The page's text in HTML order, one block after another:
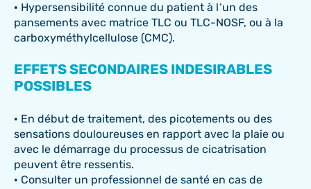
• Hypersensibilité connue du patient à l’un des
pansements avec matrice TLC ou TLC-NOSF, ou à la
carboxyméthylcellulose (CMC).
EFFETS SECONDAIRES INDESIRABLES
POSSIBLES
• En début de traitement, des picotements ou des
sensations douloureuses en rapport avec la plaie ou
avec le démarrage du processus de cicatrisation
peuvent être ressentis.
• Consulter un professionnel de santé en cas de